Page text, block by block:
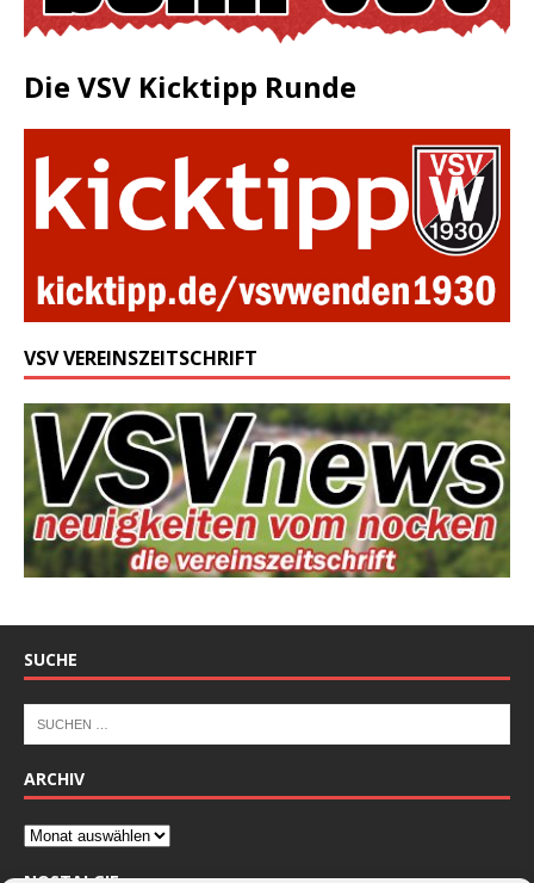
Die VSV Kicktipp Runde
VSV VEREINSZEITSCHRIFT
SUCHE
ARCHIV